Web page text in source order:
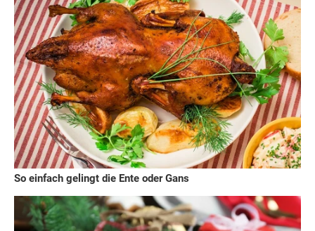
So einfach gelingt die Ente oder Gans